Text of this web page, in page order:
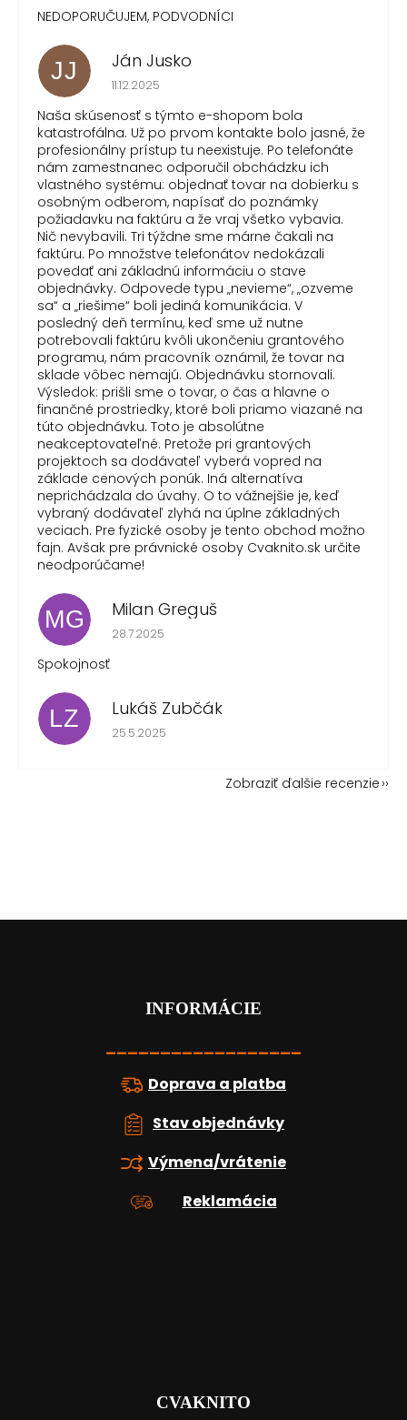
NEDOPORUČUJEM, PODVODNÍCI
JJ Ján Jusko
Hodnotenie obchodu je 1 z 5 hviezdičiek.
11.12.2025
Naša skúsenosť s týmto e-shopom bola
katastrofálna. Už po prvom kontakte bolo jasné, že
profesionálny prístup tu neexistuje. Po telefonáte
nám zamestnanec odporučil obchádzku ich
vlastného systému: objednať tovar na dobierku s
osobným odberom, napísať do poznámky
požiadavku na faktúru a že vraj všetko vybavia.
Nič nevybavili. Tri týždne sme márne čakali na
faktúru. Po množstve telefonátov nedokázali
povedať ani základnú informáciu o stave
objednávky. Odpovede typu „nevieme“, „ozveme
sa“ a „riešime“ boli jediná komunikácia. V
posledný deň termínu, keď sme už nutne
potrebovali faktúru kvôli ukončeniu grantového
programu, nám pracovník oznámil, že tovar na
sklade vôbec nemajú. Objednávku stornovali.
Výsledok: prišli sme o tovar, o čas a hlavne o
finančné prostriedky, ktoré boli priamo viazané na
túto objednávku. Toto je absolútne
neakceptovateľné. Pretože pri grantových
projektoch sa dodávateľ vyberá vopred na
základe cenových ponúk. Iná alternatíva
neprichádzala do úvahy. O to vážnejšie je, keď
vybraný dodávateľ zlyhá na úplne základných
veciach. Pre fyzické osoby je tento obchod možno
fajn. Avšak pre právnické osoby Cvaknito.sk určite
neodporúčame!
MG Milan Greguš
Hodnotenie obchodu je 5 z 5 hviezdičiek.
28.7.2025
Spokojnosť
LZ Lukáš Zubčák
Hodnotenie obchodu je 5 z 5 hviezdičiek.
25.5.2025
Zobraziť ďalšie recenzie
INFORMÁCIE
__________________
Doprava a platba
Stav objednávky
Výmena/vrátenie
Reklamácia
CVAKNITO